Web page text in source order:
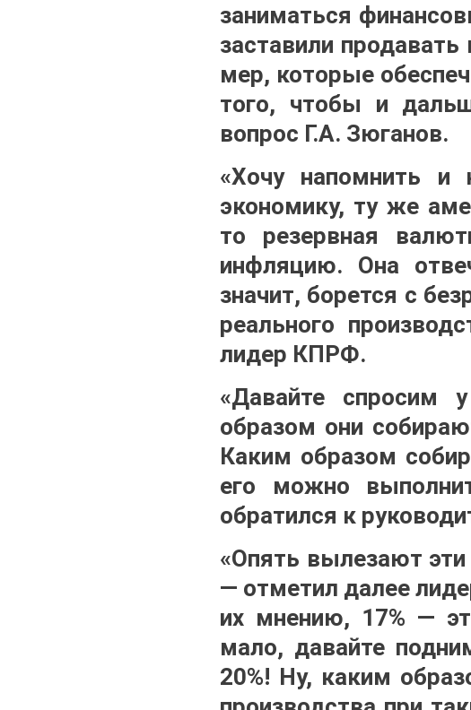
заниматься
заставили
мер, которые
того, чтобы и
вопрос Г.А. Зюганов.
«Хочу напомнить и
экономику, ту же
то резервная
инфляцию. Она
значит, борется с
реального
лидер КПРФ.
«Давайте спросим
образом они
Каким образом
его можно
обратился к
«Опять вылезают эти
— отметил далее
их мнению, 17% —
мало, давайте
20%! Ну, каким